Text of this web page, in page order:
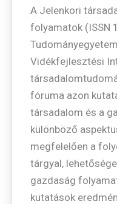
A Jelenkori
folyamatok (ISSN
Vidékfejlesztési
fóruma azon
társadalom és a
különböző
megfelelően a
tárgyal,
gazdaság
kutatások